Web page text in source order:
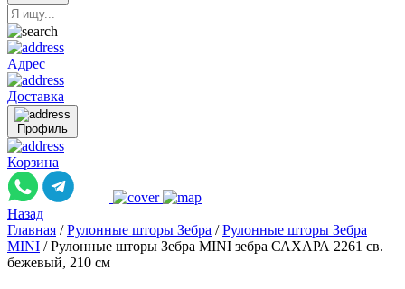
Адрес
Доставка
Профиль
Корзина
Назад
Главная / Рулонные шторы Зебра / Рулонные шторы Зебра
MINI / Рулонные шторы Зебра MINI зебра САХАРА 2261 св.
бежевый, 210 см